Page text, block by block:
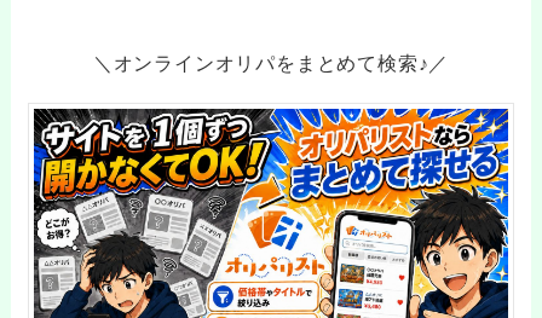
＼オンラインオリパをまとめて検索♪／